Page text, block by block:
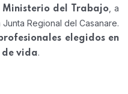
del Trabajo, a
Regional del Casanare.
elegidos en
de vida.